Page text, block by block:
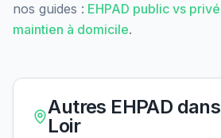
nos guides : EHPAD public vs privé
maintien à domicile.
Autres EHPAD dans
Loir